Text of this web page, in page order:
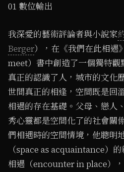
01 數位輸出
我深愛的藝術評論者與小說家
Berger），在《我們在此相
meet）書中創造了一個獨特
真正的認識了人，城市的文化
世間真正的相逢，空間既是回
相遇的存在基礎。父母、戀人
秀心靈都是空間化了的社會關
們相遇時的空間情境，他聰明
（space as acquaintance）
相遇（encounter in place）